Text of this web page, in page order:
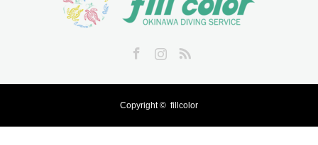
Copyright © fillcolor